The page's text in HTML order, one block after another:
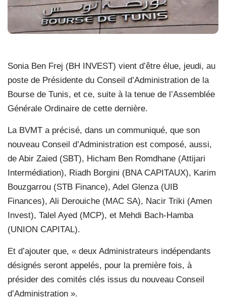
Sonia Ben Frej (BH INVEST) vient d’être élue, jeudi, au
poste de Présidente du Conseil d’Administration de la
Bourse de Tunis, et ce, suite à la tenue de l’Assemblée
Générale Ordinaire de cette dernière.
La BVMT a précisé, dans un communiqué, que son
nouveau Conseil d’Administration est composé, aussi,
de Abir Zaied (SBT), Hicham Ben Romdhane (Attijari
Intermédiation), Riadh Borgini (BNA CAPITAUX), Karim
Bouzgarrou (STB Finance), Adel Glenza (UIB
Finances), Ali Derouiche (MAC SA), Nacir Triki (Amen
Invest), Talel Ayed (MCP), et Mehdi Bach-Hamba
(UNION CAPITAL).
Et d’ajouter que, « deux Administrateurs indépendants
désignés seront appelés, pour la première fois, à
présider des comités clés issus du nouveau Conseil
d’Administration ».